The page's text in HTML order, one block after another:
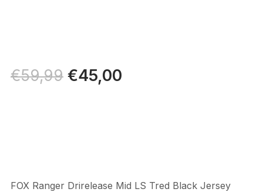
€59,99 Il
prezzo
€45,00Il
FOX Ranger Drirelease Mid LS Tred Black Jersey